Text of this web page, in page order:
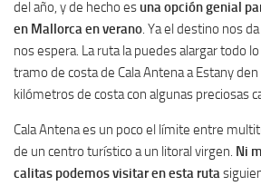
del año, y de hecho es una opción genial
en Mallorca en verano . Ya el destino nos
nos espera. La ruta la puedes alargar todo
tramo de costa de Cala Antena a Estany
kilómetros de costa con algunas preciosas
Cala Antena es un poco el límite entre
de un centro turístico a un litoral virgen. Ni
calitas podemos visitar en esta ruta